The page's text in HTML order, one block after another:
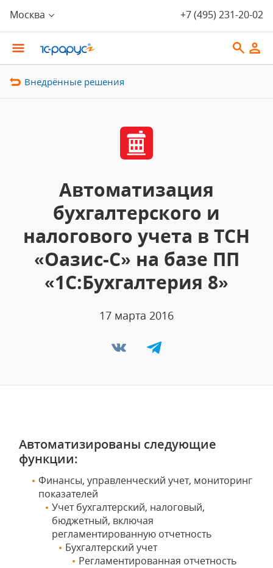
Москва +7 (495) 231-20-02
Внедрённые решения
Автоматизация
бухгалтерского и
налогового учета в ТСН
«Оазис-С» на базе ПП
«1С:Бухгалтерия 8»
17 марта 2016
Автоматизированы следующие
функции:
Финансы, управленческий учет, мониторинг
показателей
Учет бухгалтерский, налоговый,
бюджетный, включая
регламентированную отчетность
Бухгалтерский учет
Регламентированная отчетность